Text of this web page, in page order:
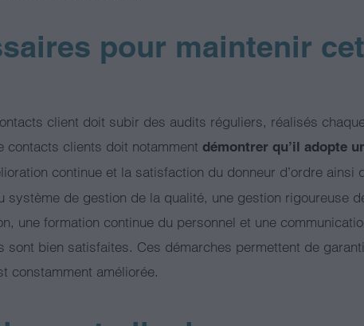
pour maintenir
client doit subir des audits réguliers, réalisés
contacts clients doit notamment démontrer qu’il adopte
continue et la satisfaction du donneur d’ordre ainsi
de gestion de la qualité, une gestion rigoureuse
une formation continue du personnel et une
sont bien satisfaites. Ces démarches permettent de
constamment améliorée.